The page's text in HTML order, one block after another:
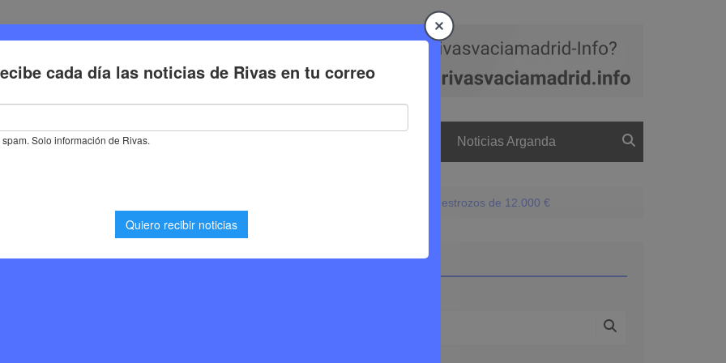
Deporte Cultura Trabajo Noticias Arganda
la cafetería de Rivas sufre más de 6 robos en menos de un año: el último robo deja destrozos de 12.000 €
de Rivas sufre más
un año: el último
12.000 €